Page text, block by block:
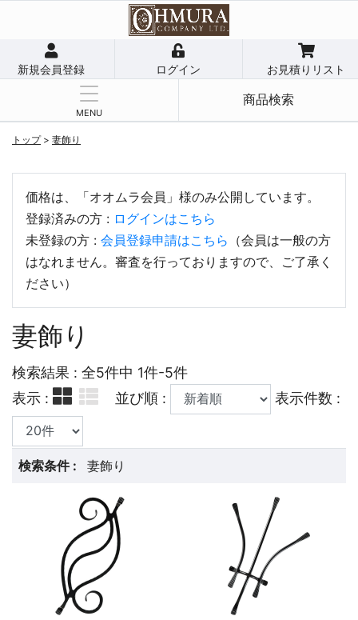
新規会員登録 ログイン お見積りリスト
MENU
商品検索
トップ> 妻飾り
価格は、「オオムラ会員」様のみ公開しています。
登録済みの方 : ログインはこちら
未登録の方 : 会員登録申請はこちら （会員は一般の方
はなれません。審査を行っておりますので、ご了承く
ださい）
妻飾り
検索結果 : 全5件中 1件-5件
表示 :
並び順 : 表示件数 :
検索条件 : 妻飾り